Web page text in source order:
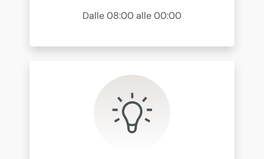
Dalle 08:00 alle 00:00